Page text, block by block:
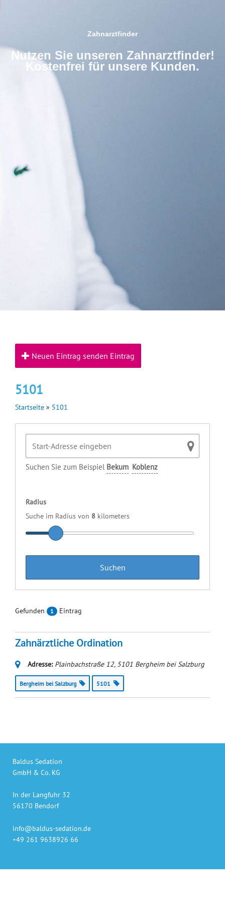
Zahnarztfinder
Nutzen Sie unseren Zahnarztfinder!
Kostenfrei für unsere Kunden.
Neuen Eintrag senden Eintrag
5101
Startseite » 5101
Suchen Sie zum Beispiel Bekum Koblenz
Radius
Suche im Radius von 8 kilometers
Gefunden 1 Eintrag
Zahnärztliche Ordination
Adresse: Plainbachstraße 12, 5101 Bergheim bei Salzburg
Bergheim bei Salzburg 5101
Baldus Sedation
GmbH & Co. KG
In der Langfuhr 32
56170 Bendorf
info@baldus-sedation.de
+49 261 9638926 66